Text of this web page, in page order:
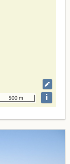
500 m i